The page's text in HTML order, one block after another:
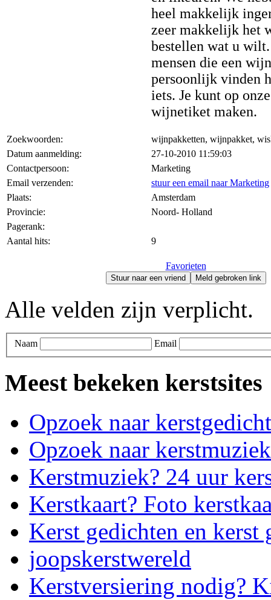
heel makkelijk
zeer makkelijk het
bestellen wat u
mensen die een
persoonlijk vinden
iets. Je kunt op
wijnetiket maken.
Zoekwoorden:
wijnpakketten, wijnpakket,
Datum aanmelding:
27-10-2010 11:59:03
Contactpersoon:
Marketing
Email verzenden:
stuur een email naar Marketing
Plaats:
Amsterdam
Provincie:
Noord- Holland
Pagerank:
Aantal hits:
9
Favorieten
Stuur naar een vriend Meld gebroken link
Alle velden zijn verplicht.
Naam Email
Meest bekeken kerstsites
Opzoek naar
Opzoek naar
Kerstmuziek? 24 uur
Kerstkaart? Foto
Kerst gedichten en kerst
joopskerstwereld
Kerstversiering nodig?